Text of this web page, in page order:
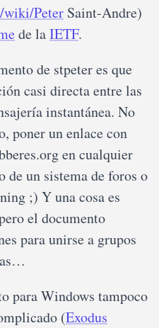
wiki/Peter Saint-Andre)
de laIETF.
de stpeter es que
casi directa entre las
instantánea. No
poner un enlace con
en cualquier
de un sistema de foros o
;) Y una cosa es
el documento
para unirse a grupos
para Windows tampoco
(Exodus